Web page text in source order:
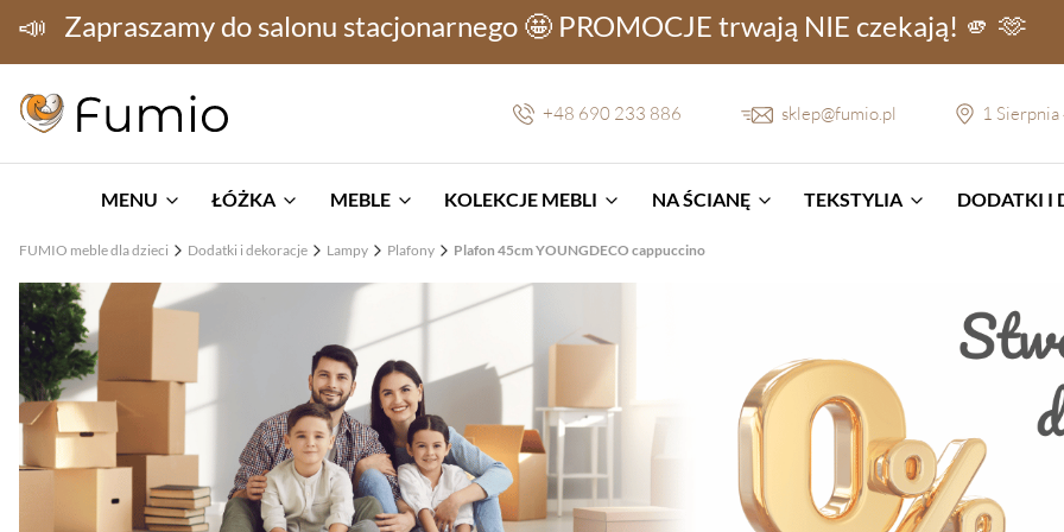
📣 Zapraszamy do salonu stacjonarnego 🤩 PROMOCJE trwają NIE czekają! 🫵 🫶
+48 690 233 886 sklep@fumio.pl 1 Sierpnia
MENU ŁÓŻKA MEBLE KOLEKCJE MEBLI NA ŚCIANĘ TEKSTYLIA DODATKI I
FUMIO meble dla dzieci Dodatki i dekoracje Lampy Plafony Plafon 45cm YOUNGDECO cappuccino